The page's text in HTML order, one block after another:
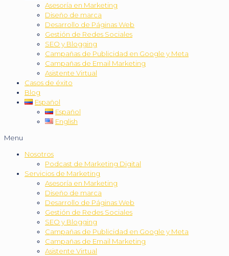
Asesoría en Marketing
Diseño de marca
Desarrollo de Páginas Web
Gestión de Redes Sociales
SEO y Blogging
Campañas de Publicidad en Google y Meta
Campañas de Email Marketing
Asistente Virtual
Casos de éxito
Blog
Español
Español
English
Menu
Nosotros
Podcast de Marketing Digital
Servicios de Marketing
Asesoría en Marketing
Diseño de marca
Desarrollo de Páginas Web
Gestión de Redes Sociales
SEO y Blogging
Campañas de Publicidad en Google y Meta
Campañas de Email Marketing
Asistente Virtual